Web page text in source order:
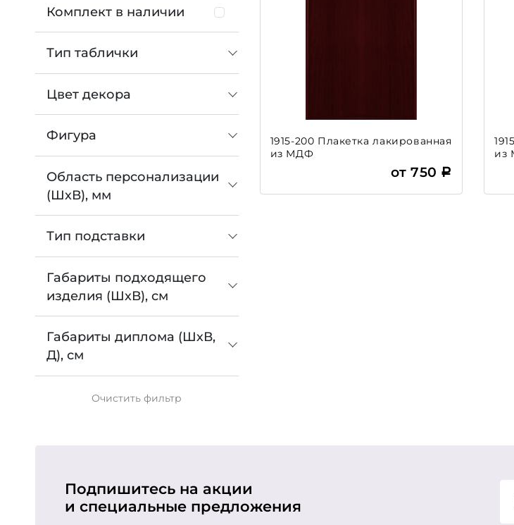
Комплект в наличии
Тип таблички
Цвет декора
Фигура
Область персонализации
(ШхВ), мм
Тип подставки
Габариты подходящего
изделия (ШхВ), см
Габариты диплома (ШхВ,
Д), см
Очиститьфильтр
1915-200 Плакетка лакированная
из МДФ
от 750
из
Подпишитесь на акции
и специальные предложения